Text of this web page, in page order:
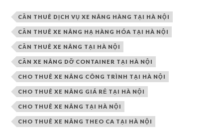
CẦN THUÊ DỊCH VỤ XE NÂNG HÀNG TẠI HÀ NỘI
CẦN THUÊ XE NÂNG HẠ HÀNG HÓA TẠI HÀ NỘI
CẦN THUÊ XE NÂNG TẠI HÀ NỘI
CẦN XE NÂNG DỠ CONTAINER TẠI HÀ NỘI
CHO THUÊ XE NÂNG CÔNG TRÌNH TẠI HÀ NỘI
CHO THUÊ XE NÂNG GIÁ RẺ TẠI HÀ NỘI
CHO THUÊ XE NÂNG TẠI HÀ NỘI
CHO THUÊ XE NÂNG THEO CA TẠI HÀ NỘI